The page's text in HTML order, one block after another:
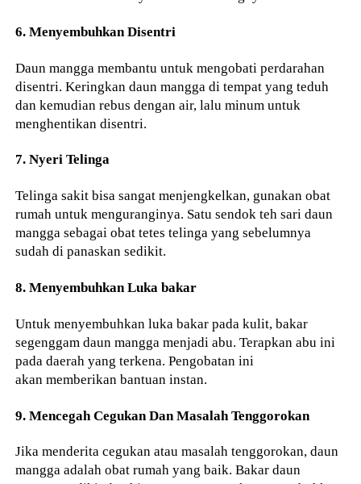
6. Menyembuhkan Disentri
Daun mangga membantu untuk mengobati perdarahan
disentri. Keringkan daun mangga di tempat yang teduh
dan kemudian rebus dengan air, lalu minum untuk
menghentikan disentri.
7. Nyeri Telinga
Telinga sakit bisa sangat menjengkelkan, gunakan obat
rumah untuk menguranginya. Satu sendok teh sari daun
mangga sebagai obat tetes telinga yang sebelumnya
sudah di panaskan sedikit.
8. Menyembuhkan Luka bakar
Untuk menyembuhkan luka bakar pada kulit, bakar
segenggam daun mangga menjadi abu. Terapkan abu ini
pada daerah yang terkena. Pengobatan ini
akan memberikan bantuan instan.
9. Mencegah Cegukan Dan Masalah Tenggorokan
Jika menderita cegukan atau masalah tenggorokan, daun
mangga adalah obat rumah yang baik. Bakar daun